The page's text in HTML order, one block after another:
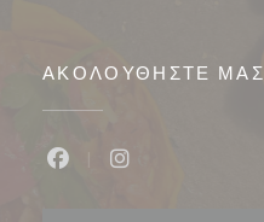
ΑΚΟΛΟΥΘΉΣΤΕ ΜΑΣ